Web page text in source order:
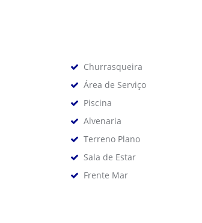
Churrasqueira
Área de Serviço
Piscina
Alvenaria
Terreno Plano
Sala de Estar
Frente Mar